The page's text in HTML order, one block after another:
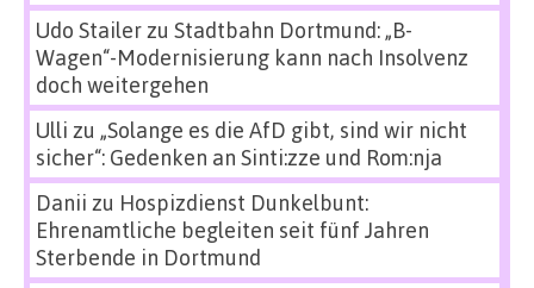
Udo Stailerzu Stadtbahn Dortmund: „B-
Wagen“-Modernisierung kann nach Insolvenz
doch weitergehen
Ulli zu „Solange es die AfD gibt, sind wir nicht
sicher“: Gedenken an Sinti:zze und Rom:nja
Danii zu Hospizdienst Dunkelbunt:
Ehrenamtliche begleiten seit fünf Jahren
Sterbende in Dortmund